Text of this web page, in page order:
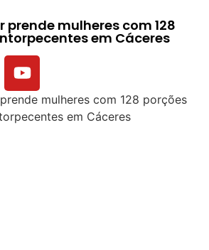
prende mulheres com 128
em Cáceres